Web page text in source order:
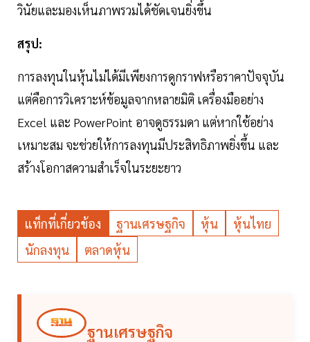
วินัยและมองเห็นภาพรวมได้ชัดเจนยิ่งขึ้น
สรุป:
การลงทุนในหุ้นไม่ได้มีเพียงการดูกราฟหรือราคาปัจจุบัน
แต่คือการวิเคราะห์ข้อมูลจากหลายมิติ เครื่องมืออย่าง
Excel และ PowerPoint อาจดูธรรมดา แต่หากใช้อย่าง
เหมาะสม จะช่วยให้การลงทุนมีประสิทธิภาพยิ่งขึ้น และ
สร้างโอกาสความสำเร็จในระยะยาว
แท็กที่เกี่ยวข้อง ฐานเศรษฐกิจ หุ้น
หุ้นไทย
นักลงทุน
ตลาดหุ้น
ฐานเศรษฐกิจ